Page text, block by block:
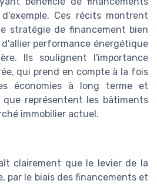
Ces récits montrent
stratégie de financement bien
d'allier performance énergétique
Ils soulignent l'importance
qui prend en compte à la fois
économies à long terme et
représentent les bâtiments
immobilier actuel.
clairement que le levier de la
par le biais des financements et